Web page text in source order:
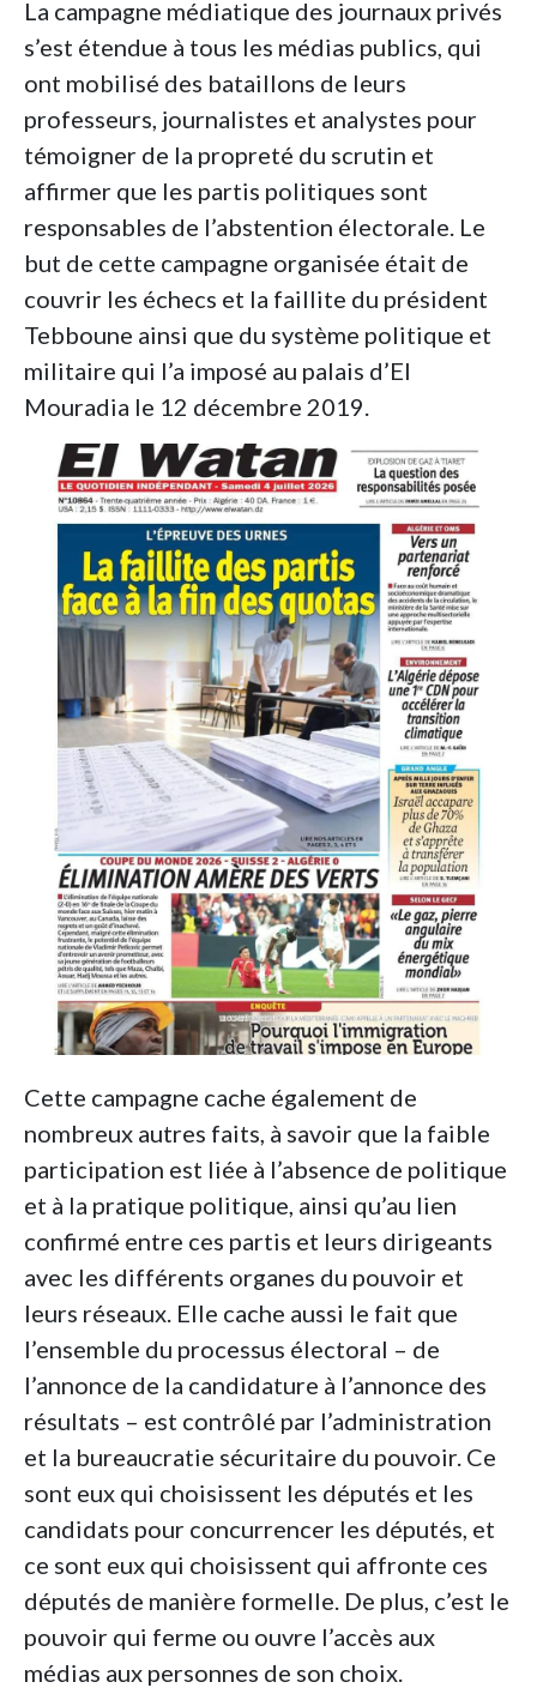
La campagne médiatique des journaux privés
s’est étendue à tous les médias publics, qui
ont mobilisé des bataillons de leurs
professeurs, journalistes et analystes pour
témoigner de la propreté du scrutin et
affirmer que les partis politiques sont
responsables de l’abstention électorale. Le
but de cette campagne organisée était de
couvrir les échecs et la faillite du président
Tebboune ainsi que du système politique et
militaire qui l’a imposé au palais d’El
Mouradia le 12 décembre 2019.
Cette campagne cache également de
nombreux autres faits, à savoir que la faible
participation est liée à l’absence de politique
et à la pratique politique, ainsi qu’au lien
confirmé entre ces partis et leurs dirigeants
avec les différents organes du pouvoir et
leurs réseaux. Elle cache aussi le fait que
l’ensemble du processus électoral – de
l’annonce de la candidature à l’annonce des
résultats – est contrôlé par l’administration
et la bureaucratie sécuritaire du pouvoir. Ce
sont eux qui choisissent les députés et les
candidats pour concurrencer les députés, et
ce sont eux qui choisissent qui affronte ces
députés de manière formelle. De plus, c’est le
pouvoir qui ferme ou ouvre l’accès aux
médias aux personnes de son choix.